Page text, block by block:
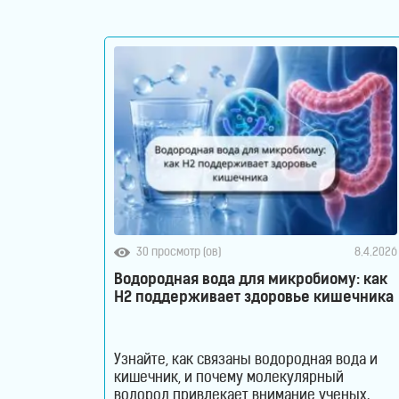
Фотоэпиляторы
Очистители
воздуха
приборы
30 просмотр (ов) 8.4.2026
Водородная вода для микробиому: как
H2 поддерживает здоровье кишечника
Узнайте, как связаны водородная вода и
кишечник, и почему молекулярный